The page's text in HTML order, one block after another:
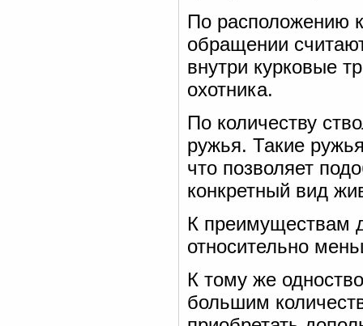
По расположению
обращении
внутри курковые
охотника.
По количеству
ружья. Такие
что позволяет
конкретный вид
К преимуществам
относительно
К тому же
большим